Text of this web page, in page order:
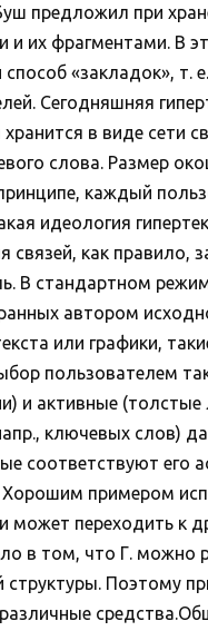
предложил при
и их фрагментами. В
«закладок», т.
Сегодняшняя
в виде сети
слова. Размер
каждый
идеология
связей, как правило,
В стандартном
автором
или графики,
пользователем
и активные
ключевых слов)
соответствуют
Хорошим примером
может переходить к
в том, что Г. можно
структуры. Поэтому